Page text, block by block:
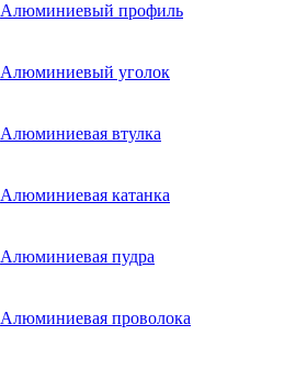
Алюминиевый профиль
Алюминиевый уголок
Алюминиевая втулка
Алюминиевая катанка
Алюминиевая пудра
Алюминиевая проволока